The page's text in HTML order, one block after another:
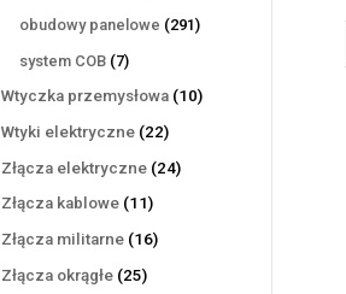
produkty
obudowy panelowe 291291
system COB 77
produktów
Wtyczka przemysłowa 1010
Wtyki elektryczne 2222
produkty
Złącza elektryczne 2424
Złącza kablowe 1111
produktów
Złącza militarne 1616
Złącza okrągłe 2525